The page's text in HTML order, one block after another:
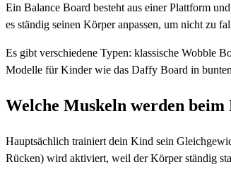
Ein Balance Board besteht aus einer Plattform
es ständig seinen Körper anpassen, um nicht zu
Es gibt verschiedene Typen: klassische Wobble
Modelle für Kinder wie das Daffy Board in
Welche Muskeln werden
Hauptsächlich trainiert dein Kind sein
Rücken) wird aktiviert, weil der Körper ständig